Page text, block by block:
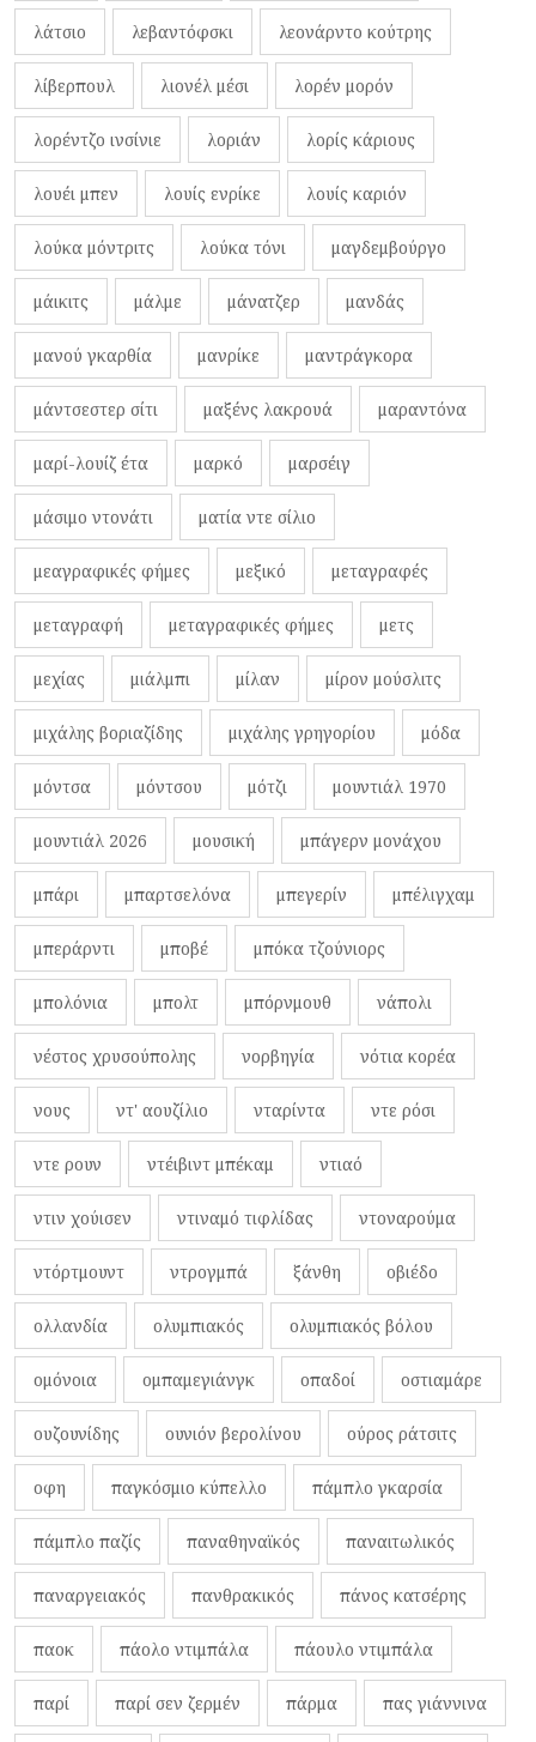
λάτσιο λεβαντόφσκι λεονάρντο κούτρης
λίβερπουλ λιονέλ μέσι λορέν μορόν
λορέντζο ινσίνιε λοριάν λορίς κάριους
λουέι μπεν λουίς ενρίκε λουίς καριόν
λούκα μόντριτς λούκα τόνι μαγδεμβούργο
μάικιτς μάλμε μάνατζερ μανδάς
μανού γκαρθία μανρίκε μαντράγκορα
μάντσεστερ σίτι μαξένς λακρουά μαραντόνα
μαρί-λουίζ έτα μαρκό μαρσέιγ
μάσιμο ντονάτι ματία ντε σίλιο
μεαγραφικές φήμες μεξικό μεταγραφές
μεταγραφή μεταγραφικές φήμες μετς
μεχίας μιάλμπι μίλαν μίρον μούσλιτς
μιχάλης βοριαζίδης μιχάλης γρηγορίου μόδα
μόντσα μόντσου μότζι μουντιάλ 1970
μουντιάλ 2026 μουσική μπάγερν μονάχου
μπάρι μπαρτσελόνα μπεγερίν μπέλιγχαμ
μπεράρντι μποβέ μπόκα τζούνιορς
μπολόνια μπολτ μπόρνμουθ νάπολι
νέστος χρυσούπολης νορβηγία νότια κορέα
νους ντ' αουζίλιο νταρίντα ντε ρόσι
ντε ρουν ντέιβιντ μπέκαμ ντιαό
ντιν χούισεν ντιναμό τιφλίδας ντοναρούμα
ντόρτμουντ ντρογμπά ξάνθη οβιέδο
ολλανδία ολυμπιακός ολυμπιακός βόλου
ομόνοια ομπαμεγιάνγκ οπαδοί οστιαμάρε
ουζουνίδης ουνιόν βερολίνου ούρος ράτσιτς
οφη παγκόσμιο κύπελλο πάμπλο γκαρσία
πάμπλο παζίς παναθηναϊκός παναιτωλικός
παναργειακός πανθρακικός πάνος κατσέρης
παοκ πάολο ντιμπάλα πάουλο ντιμπάλα
παρί παρί σεν ζερμέν πάρμα πας γιάννινα